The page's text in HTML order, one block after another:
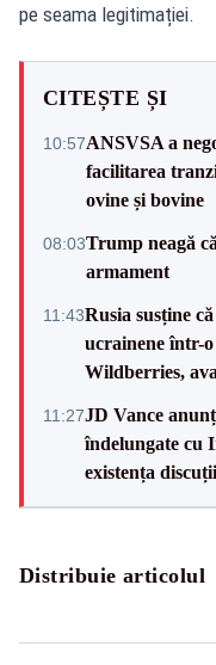
pe seama legitimației.
CITEȘTE ȘI
10:57ANSVSA a
facilitarea
ovine și bovine
08:03Trump neagă
armament
11:43Rusia susține
ucrainene într-
Wildberries,
11:27JD Vance
îndelungate cu
existența
Distribuie articolul